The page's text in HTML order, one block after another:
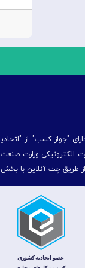
"جواز کسب" از
الكترونیكی وزارت
از طریق چت آنلاین با